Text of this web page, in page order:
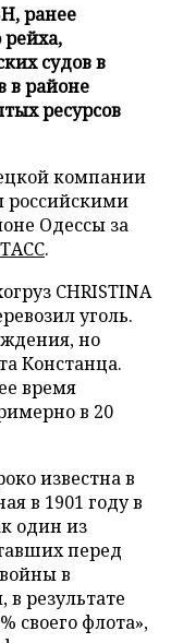
ранее
рейха,
судов в
в районе
ресурсов
компании
российскими
Одессы за
ТАСС.
CHRISTINA
уголь.
но
Констанца.
время
в 20
известна в
в 1901 году в
один из
перед
в
результате
своего флота»,